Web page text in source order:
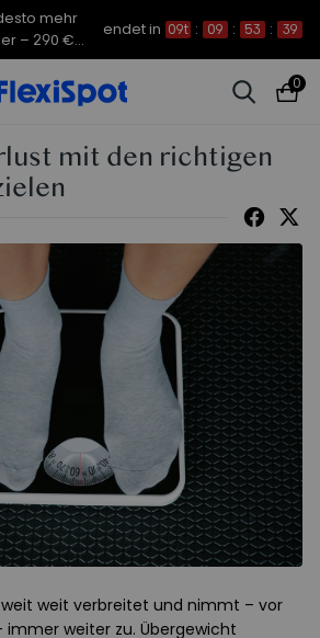
mehr
– 290 €
endet in 09t : 09 : 53 : 39
0
mit den richtigen
weit verbreitet und nimmt – vor
immer weiter zu. Übergewicht